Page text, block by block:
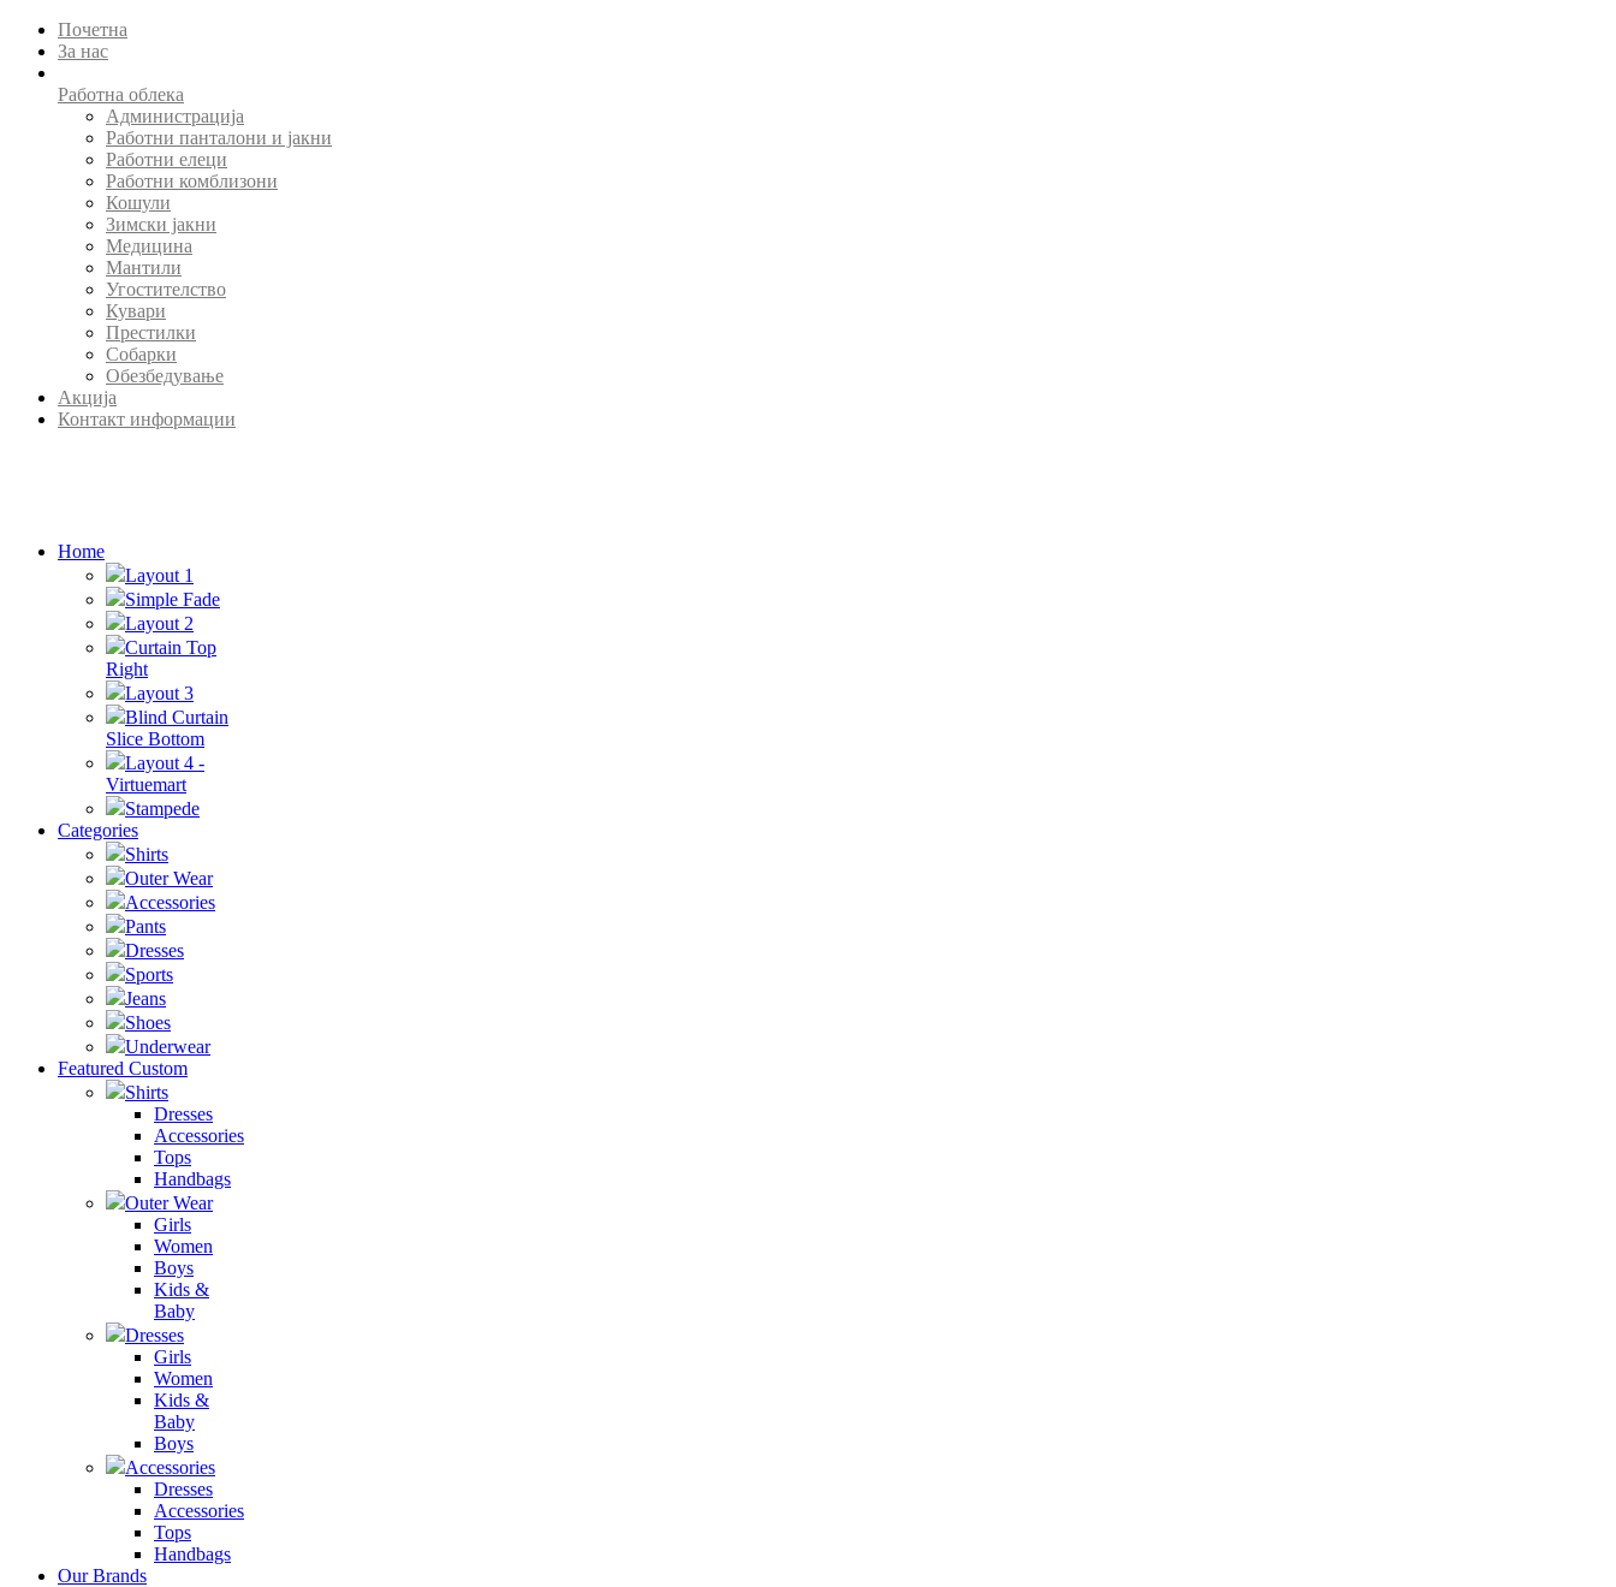
Почетна
За нас
Работна облека
Администрација
Работни панталони и јакни
Работни елеци
Работни комблизони
Кошули
Зимски јакни
Медицина
Мантили
Угостителство
Кувари
Престилки
Собарки
Обезбедување
Акција
Контакт информации
Home
Layout 1
Simple Fade
Layout 2
Curtain Top
Right
Layout 3
Blind Curtain
Slice Bottom
Layout 4 -
Virtuemart
Stampede
Categories
Shirts
Outer Wear
Accessories
Pants
Dresses
Sports
Jeans
Shoes
Underwear
Featured Custom
Shirts
Dresses
Accessories
Tops
Handbags
Outer Wear
Girls
Women
Boys
Kids &
Baby
Dresses
Girls
Women
Kids &
Baby
Boys
Accessories
Dresses
Accessories
Tops
Handbags
Our Brands